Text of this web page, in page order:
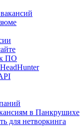
к ПО
в Панкрушихе
для нетворкинга